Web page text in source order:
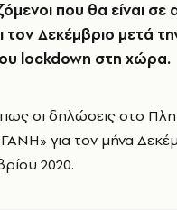
που θα είναι σε
τον Δεκέμβριο μετά
lockdown στη χώρα.
πως οι δηλώσεις στο
για τον μήνα
2020.